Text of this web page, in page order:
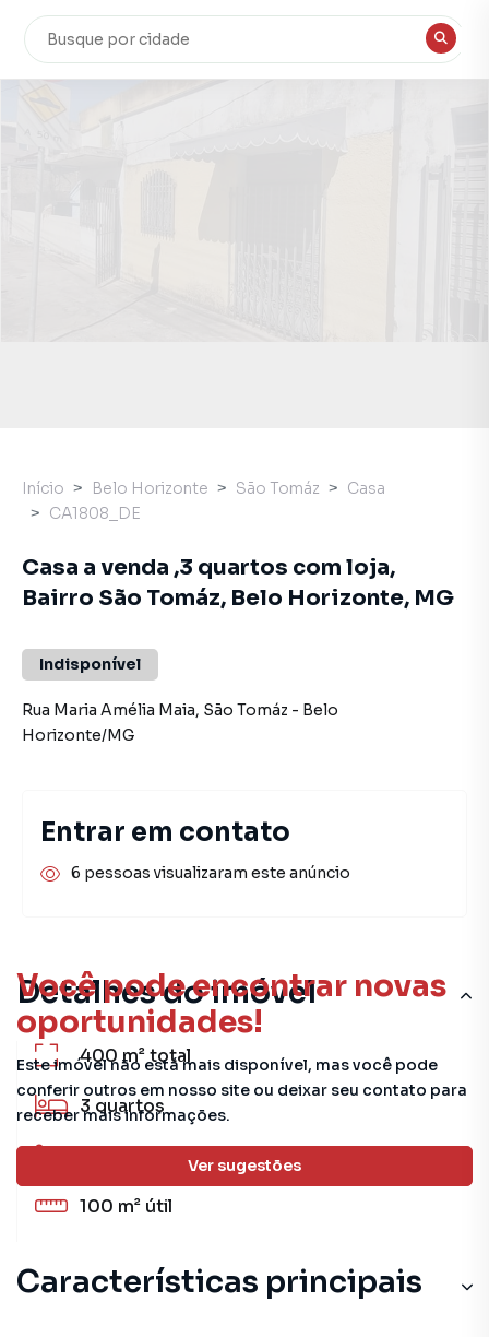
Você pode encontrar novas
oportunidades!
Este imóvel não está mais disponível, mas você pode
conferir outros em nosso site ou deixar seu contato para
receber mais informações.
Ver sugestões
Detalhes do imóvel
400 m²total
3 quartos
100 m² útil
Características principais
Início Belo Horizonte São Tomáz
Casa
CA1808_DE
Casa a venda ,3 quartos com loja,
Bairro São Tomáz, Belo Horizonte, MG
Indisponível
Rua Maria Amélia Maia, São Tomáz - Belo
Horizonte/MG
Entrar em contato
6 pessoas visualizaram este anúncio